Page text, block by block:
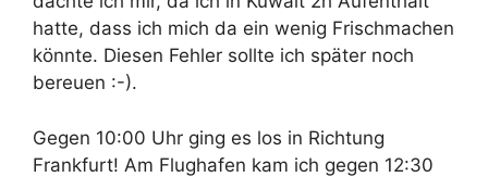
hatte, dass ich mich da ein wenig Frischmachen
könnte. Diesen Fehler sollte ich später noch
bereuen :-).
Gegen 10:00 Uhr ging es los in Richtung
Frankfurt! Am Flughafen kam ich gegen 12:30